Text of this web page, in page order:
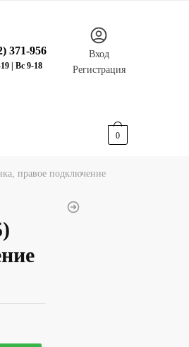
371-956
| Вс 9-18
Вход
Регистрация
0
правое подключение